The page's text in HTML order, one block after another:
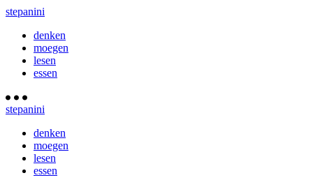
stepanini
denken
moegen
lesen
essen
stepanini
denken
moegen
lesen
essen